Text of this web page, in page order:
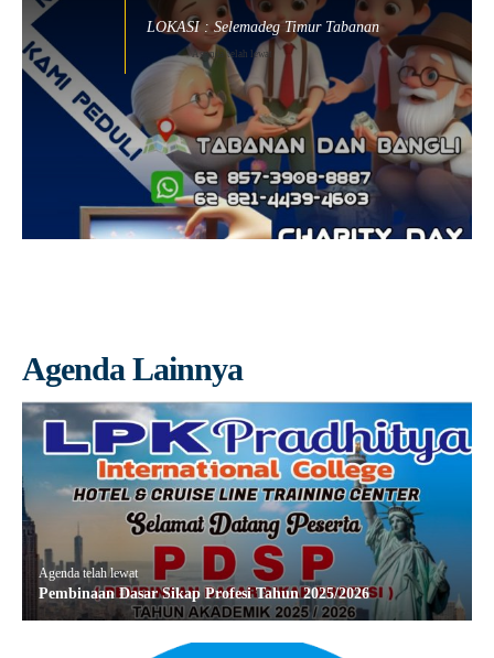
LOKASI : Selemadeg Timur Tabanan
Agenda telah lewat
Agenda Lainnya
Agenda telah lewat
Pembinaan Dasar Sikap Profesi Tahun 2025/2026